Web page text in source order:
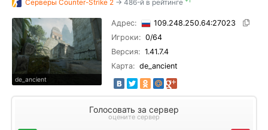
Серверы Counter-Strike 2 → 486-й в рейтинге
de_ancient
Адрес:
109.248.250.64:27023
Игроки: 0/64
Версия: 1.41.7.4
Карта: de_ancient
Голосовать за сервер
оцените сервер